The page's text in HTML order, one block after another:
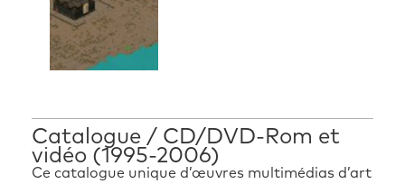
Catalogue / CD/DVD-Rom et
vidéo (1995-2006)
Ce catalogue unique d’œuvres multimédias d’art